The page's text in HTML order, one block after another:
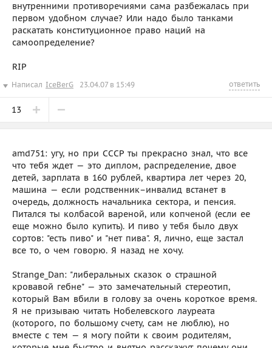
внутренними противоречиями сама разбежалась при
первом удобном случае? Или надо было танками
раскатать конституционное право наций на
самоопределение?
RIP
Написал IceBerG 23.04.07 в 15:49 ответить
13
amd751: угу, но при СССР ты прекрасно знал, что все
что тебя ждет — это диплом, распределение, двое
детей, зарплата в 160 рублей, квартира лет через 20,
машина — если родственник–инвалид встанет в
очередь, должность начальника сектора, и пенсия.
Питался ты колбасой вареной, или копченой (если ее
еще можно было купить). И пиво у тебя было двух
сортов: "есть пиво" и "нет пива". Я, лично, еще застал
все то, о чем говорю. Я назад не хочу.
Strange_Dan: "либеральных сказок о страшной
кровавой гебне" — это замечательный стереотип,
который Вам вбили в голову за очень короткое время.
Я не призываю читать Нобелевского лауреата
(которого, по большому счету, сам не люблю), но
вместе с тем — я могу пойти к своим родителям,